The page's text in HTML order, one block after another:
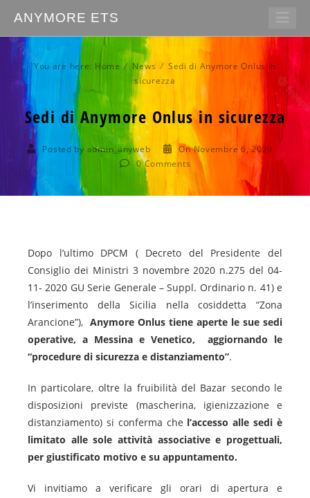
ANYMORE ETS
You are here: Home ⁄ News ⁄ Sedi di Anymore Onlus in
sicurezza
Sedi di Anymore Onlus in sicurezza
Posted by admin_anyweb
On Novembre 6, 2020
0Comments
Dopo l’ultimo DPCM ( Decreto del Presidente del
Consiglio dei Ministri 3 novembre 2020 n.275 del 04-
11- 2020 GU Serie Generale – Suppl. Ordinario n. 41) e
l’inserimento della Sicilia nella cosiddetta “Zona
Arancione”), Anymore Onlus tiene aperte le sue sedi
operative, a Messina e Venetico, aggiornando le
“procedure di sicurezza e distanziamento”.
In particolare, oltre la fruibilità del Bazar secondo le
disposizioni previste (mascherina, igienizzazione e
distanziamento) si conferma che l’accesso alle sedi è
limitato alle sole attività associative e progettuali,
per giustificato motivo e su appuntamento.
Vi invitiamo a verificare gli orari di apertura e